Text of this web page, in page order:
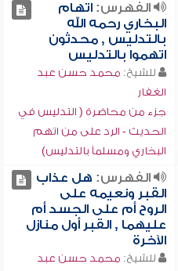
الفهرس:اتهام
البخاري رحمه الله
بالتدليس , محدثون
اتهموا بالتدليس
للشيخ: محمد حسن عبد
الغفار
جزء من محاضرة ( التدليس في
الحديث - الرد على من اتهم
البخاري ومسلماً بالتدليس)
الفهرس: هل عذاب
القبر ونعيمه على
الروح أم على الجسد أم
عليهما , القبر أول منازل
الآخرة
للشيخ: محمد حسن عبد